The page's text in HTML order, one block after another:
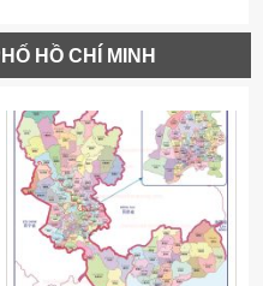
HỒ CHÍ MINH